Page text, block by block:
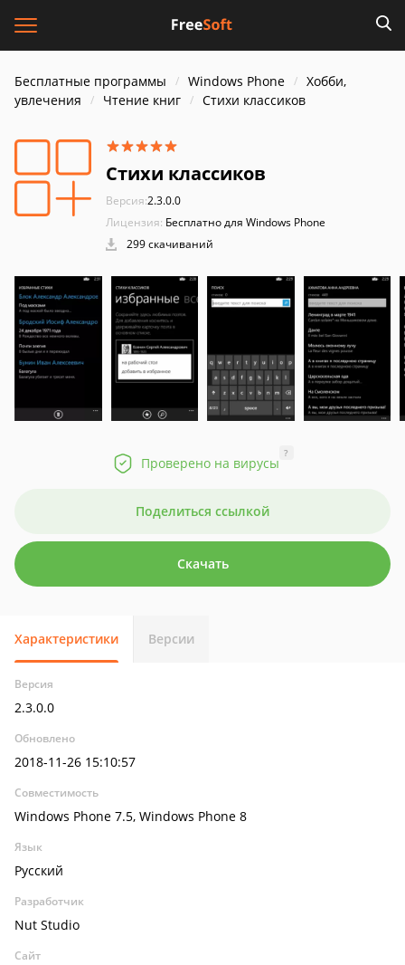
Бесплатные программы Windows Phone
Хобби,
увлечения
Чтение книг Стихи классиков
Стихи классиков
Версия:2.3.0.0
Лицензия: Бесплатно для Windows Phone
299 скачиваний
Проверено на вирусы
?
Поделиться ссылкой
Скачать
Характеристики Версии
Версия
2.3.0.0
Обновлено
2018-11-26 15:10:57
Совместимость
Windows Phone 7.5, Windows Phone 8
Язык
Русский
Разработчик
Nut Studio
Сайт